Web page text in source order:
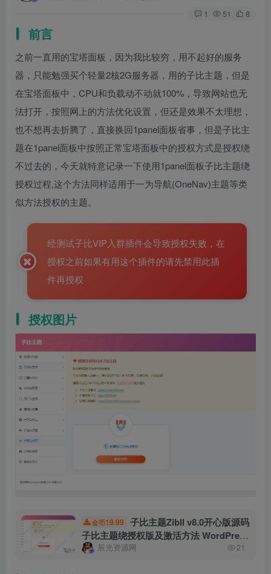
1 51 8
前言
之前一直用的宝塔面板，因为我比较穷，用不起好的服务
器，只能勉强买个轻量2核2G服务器，用的子比主题，但是
在宝塔面板中，CPU和负载动不动就100%，导致网站也无
法打开，按照网上的方法优化设置，但还是效果不太理想，
也不想再去折腾了，直接换回1panel面板省事，但是子比主
题在1panel面板中按照正常宝塔面板中的授权方式是授权绕
不过去的，今天就特意记录一下使用1panel面板子比主题绕
授权过程,这个方法同样适用于一为导航(OneNav)主题等类
似方法授权的主题。
经测试子比VIP入群插件会导致授权失败，在
授权之前如果有用这个插件的请先禁用此插
件再授权
授权图片
金币19.99
子比主题Zibll v8.0开心版源码
子比主题绕授权版及激活方法 WordPress
主题模板
辰光资源网 21